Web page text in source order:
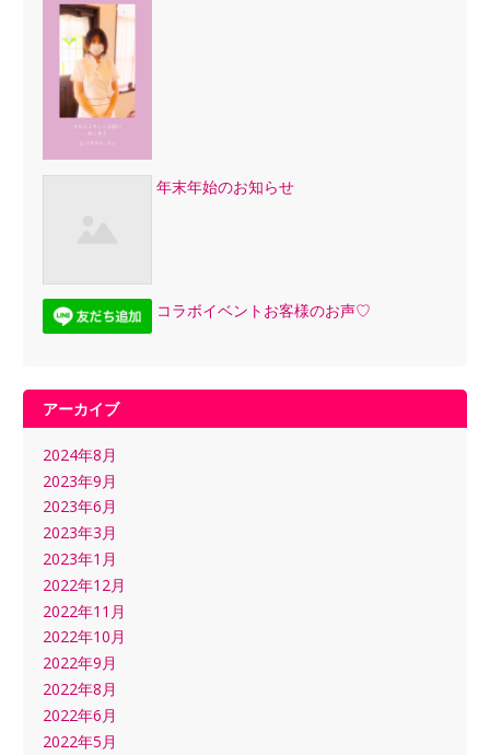
年末年始のお知らせ
コラボイベントお客様のお声♡
アーカイブ
2024年8月
2023年9月
2023年6月
2023年3月
2023年1月
2022年12月
2022年11月
2022年10月
2022年9月
2022年8月
2022年6月
2022年5月